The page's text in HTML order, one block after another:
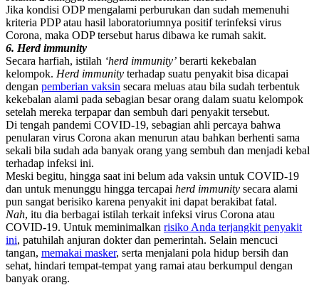
Jika kondisi ODP mengalami perburukan dan sudah memenuhi
kriteria PDP atau hasil laboratoriumnya positif terinfeksi virus
Corona, maka ODP tersebut harus dibawa ke rumah sakit.
6. Herd immunity
Secara harfiah, istilah ‘herd immunity’ berarti kekebalan
kelompok. Herd immunity terhadap suatu penyakit bisa dicapai
dengan pemberian vaksin secara meluas atau bila sudah terbentuk
kekebalan alami pada sebagian besar orang dalam suatu kelompok
setelah mereka terpapar dan sembuh dari penyakit tersebut.
Di tengah pandemi COVID-19, sebagian ahli percaya bahwa
penularan virus Corona akan menurun atau bahkan berhenti sama
sekali bila sudah ada banyak orang yang sembuh dan menjadi kebal
terhadap infeksi ini.
Meski begitu, hingga saat ini belum ada vaksin untuk COVID-19
dan untuk menunggu hingga tercapai herd immunity secara alami
pun sangat berisiko karena penyakit ini dapat berakibat fatal.
Nah, itu dia berbagai istilah terkait infeksi virus Corona atau
COVID-19. Untuk meminimalkan risiko Anda terjangkit penyakit
ini, patuhilah anjuran dokter dan pemerintah. Selain mencuci
tangan, memakai masker, serta menjalani pola hidup bersih dan
sehat, hindari tempat-tempat yang ramai atau berkumpul dengan
banyak orang.